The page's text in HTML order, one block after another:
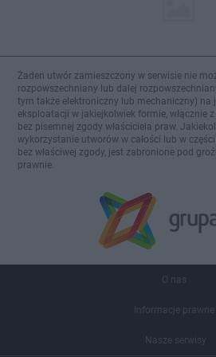
Żaden utwór zamieszczony w serwisie nie
rozpowszechniany lub dalej
tym także elektroniczny lub mechaniczny) na
eksploatacji w jakiejkolwiek formie, włącznie
bez pisemnej zgody właściciela praw.
wykorzystanie utworów w całości lub w
bez właściwej zgody, jest zabronione pod
prawnie.
O nas
Informacje prawne
Nasze serwisy